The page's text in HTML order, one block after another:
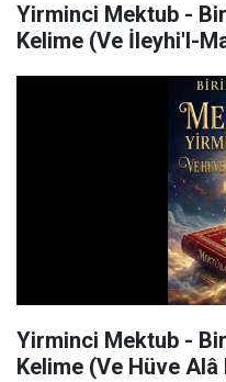
Yirminci Mektub -
Kelime (Ve İleyhi'l-
Yirminci Mektub -
Kelime (Ve Hüve